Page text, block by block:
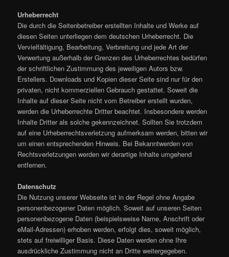
Urheberrecht
Die durch die Seitenbetreiber erstellten Inhalte und Werke auf
diesen Seiten unterliegen dem deutschen Urheberrecht. Die
Vervielfältigung, Bearbeitung, Verbreitung und jede Art der
Verwertung außerhalb der Grenzen des Urheberrechtes bedürfen
der schriftlichen Zustimmung des jeweiligen Autors bzw.
Erstellers. Downloads und Kopien dieser Seite sind nur für den
privaten, nicht kommerziellen Gebrauch gestattet. Soweit die
Inhalte auf dieser Seite nicht vom Betreiber erstellt wurden,
werden die Urheberrechte Dritter beachtet. Insbesondere werden
Inhalte Dritter als solche gekennzeichnet. Sollten Sie trotzdem
auf eine Urheberrechtsverletzung aufmerksam werden, bitten wir
um einen entsprechenden Hinweis. Bei Bekanntwerden von
Rechtsverletzungen werden wir derartige Inhalte umgehend
entfernen.
Datenschutz
Die Nutzung unserer Webseite ist in der Regel ohne Angabe
personenbezogener Daten möglich. Soweit auf unseren Seiten
personenbezogene Daten (beispielsweise Name, Anschrift oder
eMail-Adressen) erhoben werden, erfolgt dies, soweit möglich,
stets auf freiwilliger Basis. Diese Daten werden ohne Ihre
ausdrückliche Zustimmung nicht an Dritte weitergegeben.